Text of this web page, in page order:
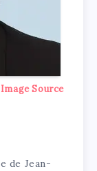
Image Source
de Jean-